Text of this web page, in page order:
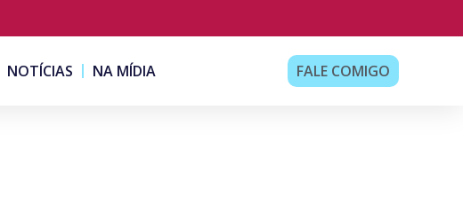
NOTÍCIAS NA MÍDIA FALE COMIGO